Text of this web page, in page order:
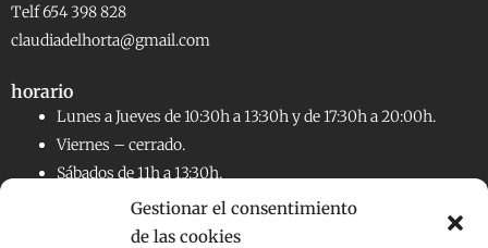
Gestionar el consentimiento
de las cookies
Telf 654 398 828
claudiadelhorta@gmail.com
horario
Lunes a Jueves de 10:30h a 13:30h y de 17:30h a 20:00h.
Viernes – cerrado.
Sábados de 11h a 13:30h.